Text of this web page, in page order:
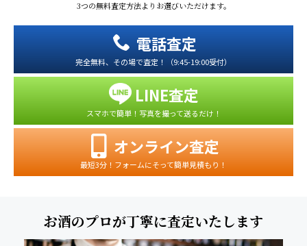
3つの無料査定方法よりお選びいただけます。
電話査定
完全無料、その場で査定！（9:45-19:00受付）
LINE査定
スマホで簡単！写真を撮って送るだけ！
オンライン査定
最短3分！フォームにそって簡単見積もり！
お酒のプロが丁寧に査定いたします